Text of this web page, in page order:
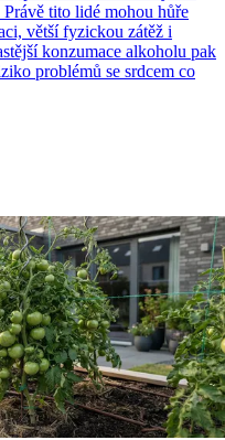
tito lidé mohou hůře
větší fyzickou zátěž i
konzumace alkoholu pak
problémů se srdcem co